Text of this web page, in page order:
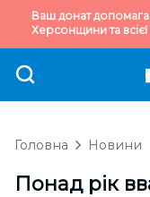
Ваш донат
Херсонщини та всієї
Головна Новини
Понад рік